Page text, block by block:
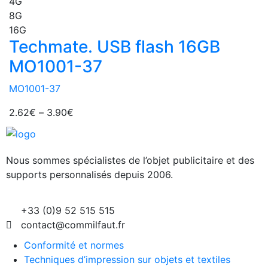
8G
16G
Techmate. USB flash 16GB
MO1001-37
MO1001-37
2.62€ – 3.90€
Nous sommes spécialistes de l’objet publicitaire et des
supports personnalisés depuis 2006.
+33 (0)9 52 515 515
contact@commilfaut.fr
Conformité et normes
Techniques d’impression sur objets et textiles